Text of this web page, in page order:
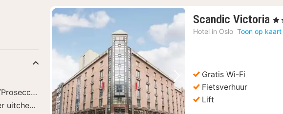
Vorige foto Volgende foto
Scandic Victoria 1
, 3
Hotel in Oslo Toon op kaart
Gratis Wi-Fi
Fietsverhuur
Lift
uitchecken
(2)